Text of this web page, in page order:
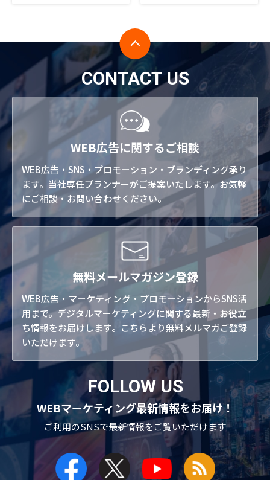
CONTACT US
WEB広告に関するご相談
WEB広告・SNS・プロモーション・ブランディング承り
ます。当社専任プランナーがご提案いたします。お気軽
にご相談・お問い合わせください。
無料メールマガジン登録
WEB広告・マーケティング・プロモーションからSNS活
用まで。デジタルマーケティングに関する最新・お役立
ち情報をお届けします。こちらより無料メルマガご登録
いただけます。
FOLLOW US
WEBマーケティング最新情報をお届け！
ご利用のSNSで最新情報をご覧いただけます